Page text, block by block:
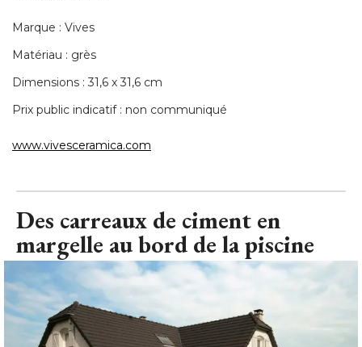
Marque : Vives
Matériau : grès
Dimensions : 31,6 x 31,6 cm
Prix public indicatif : non communiqué
www.vivesceramica.com
Des carreaux de ciment en
margelle au bord de la piscine